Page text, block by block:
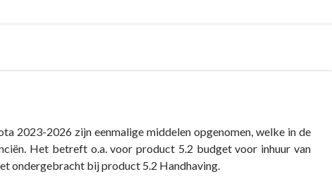
2023-2026 zijn eenmalige middelen opgenomen, welke in de
Het betreft o.a. voor product 5.2 budget voor inhuur van
ondergebracht bij product 5.2 Handhaving.